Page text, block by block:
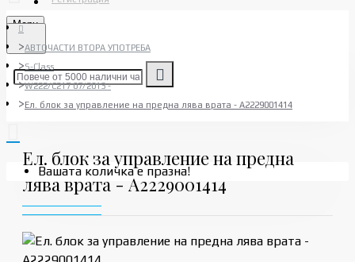
Menu
Вашата количка е празна!
АВТОЧАСТИ ВТОРА УПОТРЕБА
S-Class
W222/C217 07/2013 -
Ел. блок за управление на предна лява врата - A2229001414
Ел. блок за управление на предна
лява врата - A2229001414